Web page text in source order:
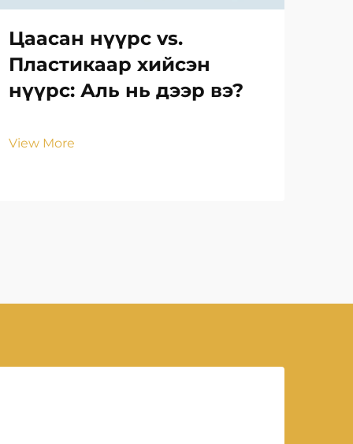
Цаасан нүүрс vs.
Пластикаар хийсэн
нүүрс: Аль нь дээр вэ?
View More